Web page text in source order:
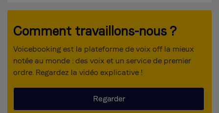
Comment travaillons-nous ?
Voicebooking est la plateforme de voix off la mieux
notée au monde : des voix et un service de premier
ordre. Regardez la vidéo explicative !
Regarder